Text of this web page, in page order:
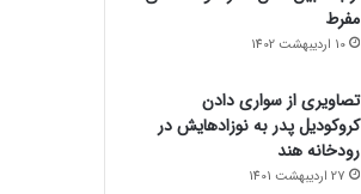
مفرط
10 اردیبهشت 1402
تصاویری از سواری دادن
کروکودیل پدر به نوزادهایش در
رودخانه هند
27 اردیبهشت 1401